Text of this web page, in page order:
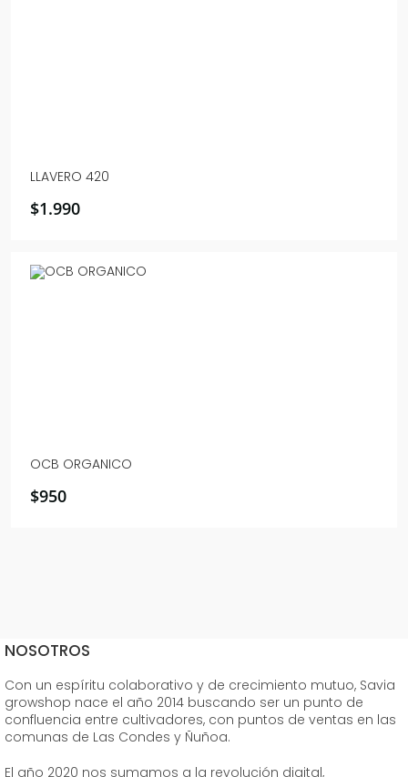
LLAVERO 420
$1.990
OCB ORGANICO
$950
NOSOTROS
Con un espíritu colaborativo y de crecimiento mutuo, Savia
growshop nace el año 2014 buscando ser un punto de
confluencia entre cultivadores, con puntos de ventas en las
comunas de Las Condes y Ñuñoa.
El año 2020 nos sumamos a la revolución digital,